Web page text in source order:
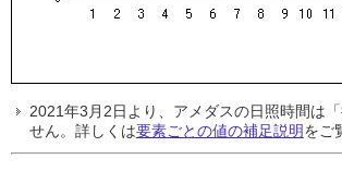
2021年3月2日より、アメダスの日照時間は
せん。詳しくは要素ごとの値の補足説明をご